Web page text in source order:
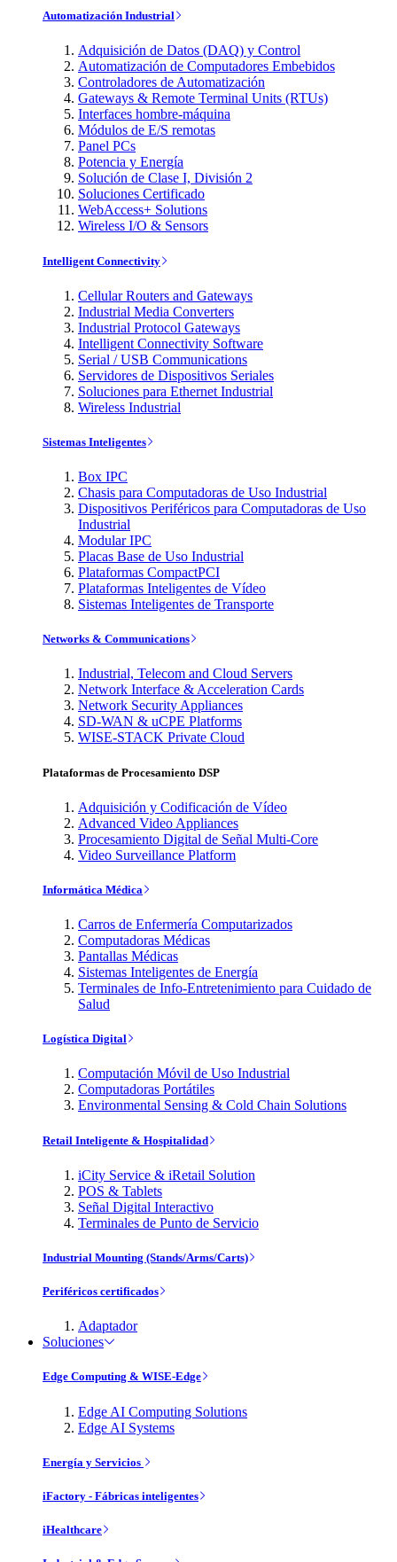
Automatización Industrial
Adquisición de Datos (DAQ) y Control
Automatización de Computadores Embebidos
Controladores de Automatización
Gateways & Remote Terminal Units (RTUs)
Interfaces hombre-máquina
Módulos de E/S remotas
Panel PCs
Potencia y Energía
Solución de Clase I, División 2
Soluciones Certificado
WebAccess+ Solutions
Wireless I/O & Sensors
Intelligent Connectivity
Cellular Routers and Gateways
Industrial Media Converters
Industrial Protocol Gateways
Intelligent Connectivity Software
Serial / USB Communications
Servidores de Dispositivos Seriales
Soluciones para Ethernet Industrial
Wireless Industrial
Sistemas Inteligentes
Box IPC
Chasis para Computadoras de Uso Industrial
Dispositivos Periféricos para Computadoras de Uso
Industrial
Modular IPC
Placas Base de Uso Industrial
Plataformas CompactPCI
Plataformas Inteligentes de Vídeo
Sistemas Inteligentes de Transporte
Networks & Communications
Industrial, Telecom and Cloud Servers
Network Interface & Acceleration Cards
Network Security Appliances
SD-WAN & uCPE Platforms
WISE-STACK Private Cloud
Plataformas de Procesamiento DSP
Adquisición y Codificación de Vídeo
Advanced Video Appliances
Procesamiento Digital de Señal Multi-Core
Video Surveillance Platform
Informática Médica
Carros de Enfermería Computarizados
Computadoras Médicas
Pantallas Médicas
Sistemas Inteligentes de Energía
Terminales de Info-Entretenimiento para Cuidado de
Salud
Logística Digital
Computación Móvil de Uso Industrial
Computadoras Portátiles
Environmental Sensing & Cold Chain Solutions
Retail Inteligente & Hospitalidad
iCity Service & iRetail Solution
POS & Tablets
Señal Digital Interactivo
Terminales de Punto de Servicio
Industrial Mounting (Stands/Arms/Carts)
Periféricos certificados
Adaptador
Soluciones
Edge Computing & WISE-Edge
Edge AI Computing Solutions
Edge AI Systems
Energía y Servicios
iFactory - Fábricas inteligentes
iHealthcare